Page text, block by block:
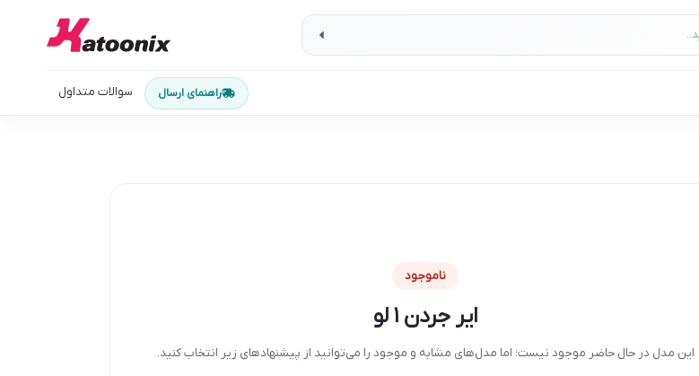
راهنمای ارسال سوالات متداول
ناموجود
ایر جردن ۱ لو
این مدل در حال حاضر موجود نیست؛ اما مدل‌های مشابه و موجود را می‌توانید از پیشنهادهای زیر انتخاب کنید.